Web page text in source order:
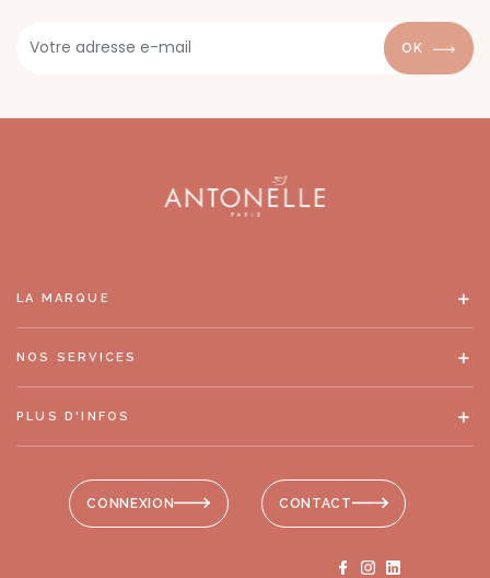
OK
CONNEXION CONTACT
LA MARQUE
NOS SERVICES
PLUS D'INFOS